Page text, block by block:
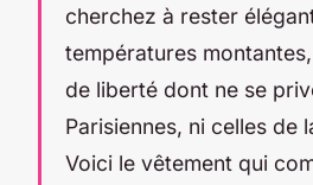
cherchez à rester
températures
de liberté dont ne se
Parisiennes, ni celles de
Voici le vêtement qui